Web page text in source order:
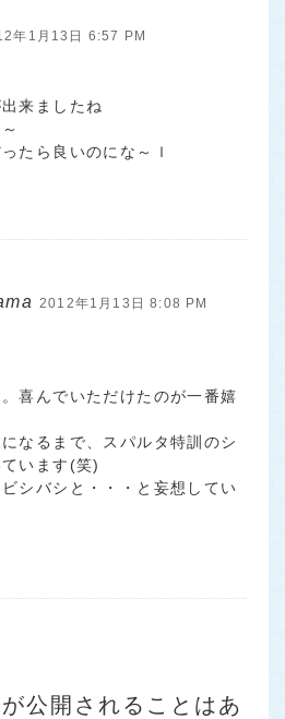
年1月13日 6:57 PM
来ましたね
たら良いのにな～ｌ
2012年1月13日 8:08 PM
喜んでいただけたのが一番嬉
なるまで、スパルタ特訓のシ
います(笑)
シバシと・・・と妄想してい
公開されることはあ